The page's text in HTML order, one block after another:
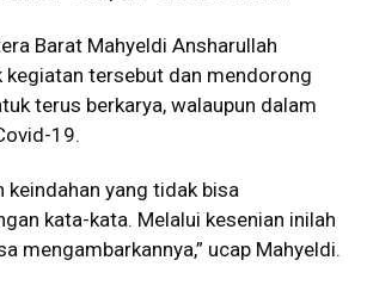
Barat Mahyeldi Ansharullah
kegiatan tersebut dan mendorong
terus berkarya, walaupun dalam
19.
keindahan yang tidak bisa
kata-kata. Melalui kesenian inilah
mengambarkannya,” ucap Mahyeldi.